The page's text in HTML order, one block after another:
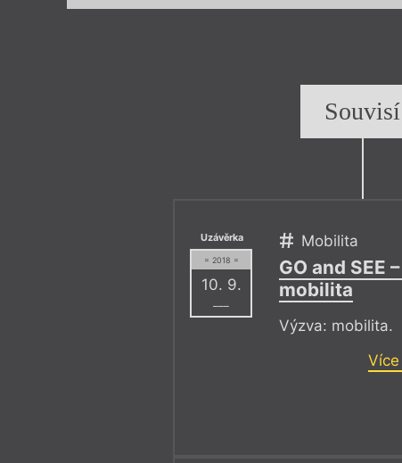
Souvisí
Uzávěrka
= 2018 =
10. 9.
–––
Mobilita
GO and SEE
mobilita
Výzva: mobilita.